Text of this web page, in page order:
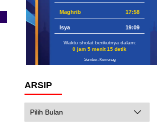
Maghrib 17:58
Isya 19:09
Waktu sholat berikutnya dalam:
0 jam 5 menit 14 detik
Sumber: Kemenag
ARSIP